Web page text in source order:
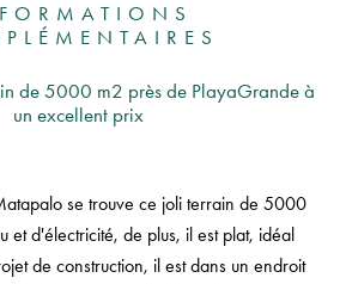
de 5000 m2 près de PlayaGrande à
un excellent prix
se trouve ce joli terrain de 5000
et d'électricité, de plus, il est plat, idéal
de construction, il est dans un endroit